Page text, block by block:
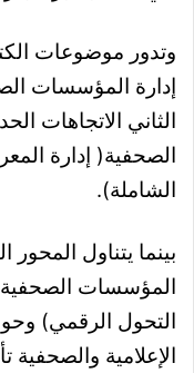
وتدور موضوعات
إدارة المؤسسات
الثاني الاتجاهات
الصحفية( إدارة
الشاملة).
بينما يتناول
المؤسسات
التحول الرقمي)
الإعلامية